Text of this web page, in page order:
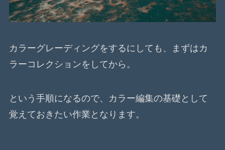
カラーグレーディングをするにしても、まずはカ
ラーコレクションをしてから。
という手順になるので、カラー編集の基礎として
覚えておきたい作業となります。